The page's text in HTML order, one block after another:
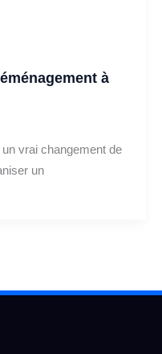
à
un vrai changement de
un